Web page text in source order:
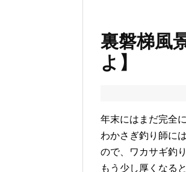
裏磐梯風
よ】
年末にはまだ完全
わかさぎ釣り師に
ので、ワカサギ釣
もう少し厚くなる